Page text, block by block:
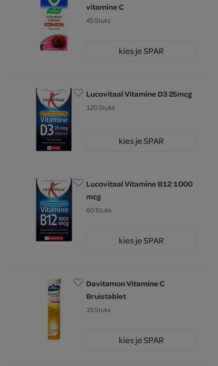
vitamine C
45 Stuks
kies je SPAR
Lucovitaal Vitamine D3 25mcg
120 Stuks
kies je SPAR
Lucovitaal Vitamine B12 1000
mcg
60 Stuks
kies je SPAR
Davitamon Vitamine C
Bruistablet
15 Stuks
kies je SPAR